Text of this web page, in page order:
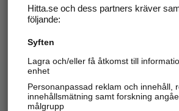
Hitta.se - Gratis nummerupplysning.
Sök företag, personer och platser.
Hitta telefonnummer, adresser,
Hitta.se och dess partners kräver
följande:
Syften
Lagra och/eller få åtkomst till
enhet
Personanpassad reklam och innehåll,
innehållsmätning samt forskning
målgrupp